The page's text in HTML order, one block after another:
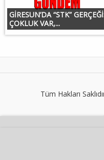
GİRESUN’DA “STK”
ÇOKLUK VAR,...
Tüm Hakları